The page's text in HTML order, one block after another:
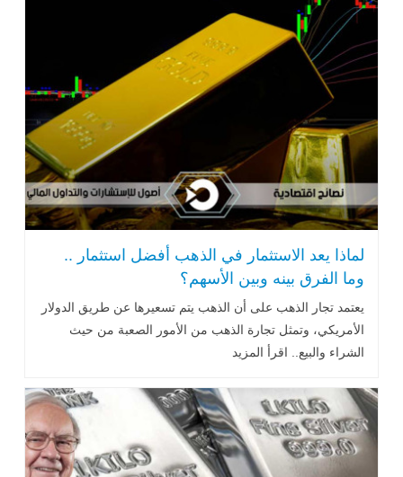
لماذا يعد الاستثمار في الذهب أفضل استثمار ..
وما الفرق بينه وبين الأسهم؟
يعتمد تجار الذهب على أن الذهب يتم تسعيرها عن طريق الدولار
الأمريكي، وتمثل تجارة الذهب من الأمور الصعبة من حيث
الشراء والبيع.. اقرأ المزيد